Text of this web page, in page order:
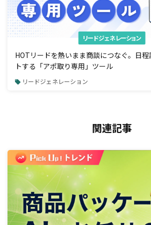
リードジェネレーション
HOTリードを熱いまま商談につなぐ。日
トする「アポ取り専用」ツール
リードジェネレーション
関連記事